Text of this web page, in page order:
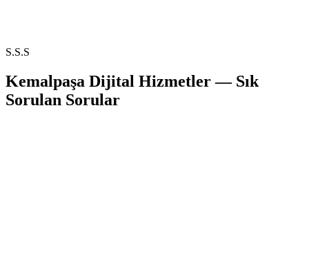
S.S.S
Kemalpaşa Dijital Hizmetler — Sık
Sorulan Sorular